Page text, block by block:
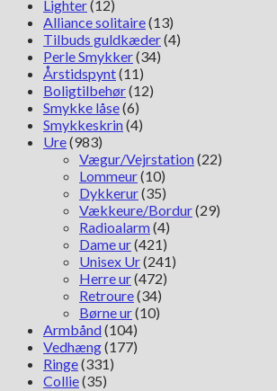
Lighter(12)
Alliance solitaire(13)
Tilbuds guldkæder(4)
Perle Smykker(34)
Årstidspynt(11)
Boligtilbehør(12)
Smykke låse(6)
Smykkeskrin(4)
Ure(983)
Vægur/Vejrstation(22)
Lommeur(10)
Dykkerur(35)
Vækkeure/Bordur(29)
Radioalarm(4)
Dame ur(421)
Unisex Ur(241)
Herre ur(472)
Retroure(34)
Børne ur(10)
Armbånd(104)
Vedhæng(177)
Ringe(331)
Collie(35)